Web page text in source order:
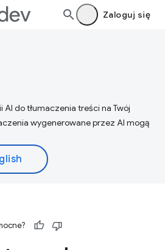
Zaloguj się
do tłumaczenia treści na Twój
wygenerowane przez AI mogą